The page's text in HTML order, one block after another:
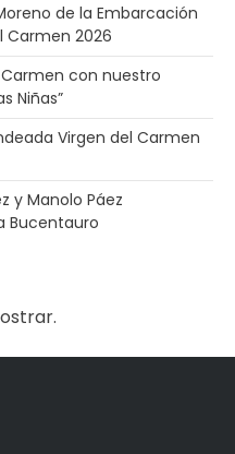
de la Embarcación
Carmen 2026
con nuestro
Niñas”
Virgen del Carmen
y Manolo Páez
Bucentauro